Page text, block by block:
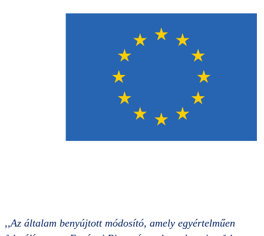
,,Az általam benyújtott módosító, amely egyértelműen